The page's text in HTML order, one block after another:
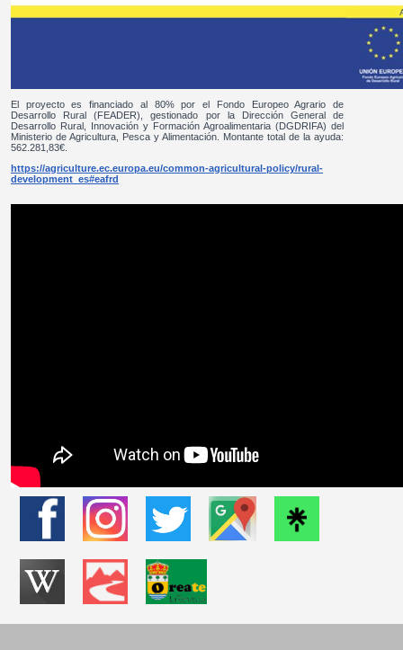
El proyecto es financiado al 80% por el Fondo Europeo Agrario de
Desarrollo Rural (FEADER), gestionado por la Dirección General de
Desarrollo Rural, Innovación y Formación Agroalimentaria (DGDRIFA) del
Ministerio de Agricultura, Pesca y Alimentación. Montante total de la ayuda:
562.281,83€.
https://agriculture.ec.europa.eu/common-agricultural-policy/rural-
development_es#eafrd